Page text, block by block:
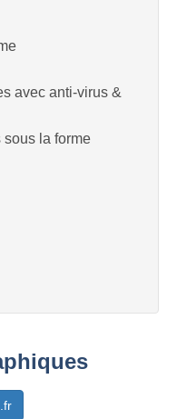
avec anti-virus &
sous la forme